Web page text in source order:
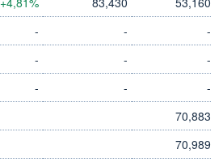
- -
-
- -
-
- -
-
70,883
70,989